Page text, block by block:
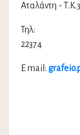
Τηλ:
22374
E mail: